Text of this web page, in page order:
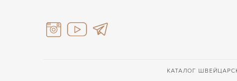
КАТАЛОГ